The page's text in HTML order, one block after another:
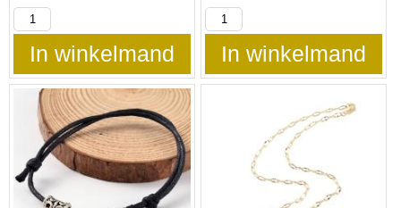
In winkelmand In winkelmand